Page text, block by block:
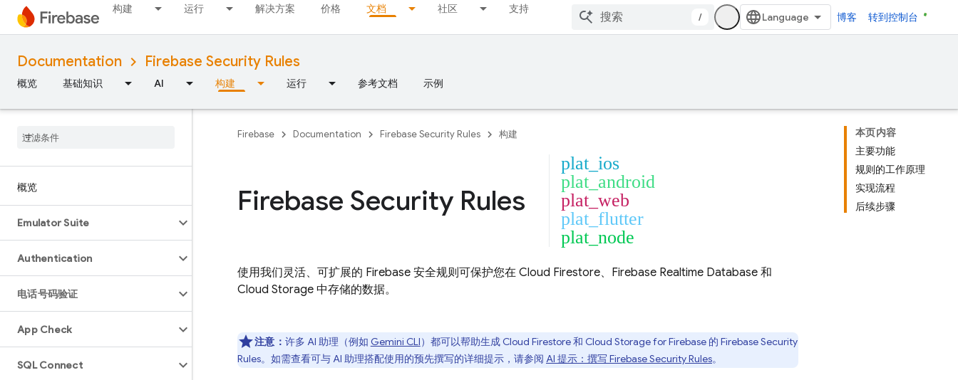
构建 运行 解决方案 价格 文档 社区 支持
/ 博客 转到控制台
Documentation Firebase Security Rules
概览 基础知识 AI 构建 运行 参考文档 示例
概览
Emulator Suite
Authentication
电话号码验证
App Check
SQL Connect
本页内容
主要功能
规则的工作原理
实现流程
后续步骤
Firebase Documentation Firebase Security Rules 构建
Firebase Security Rules
plat_ios
plat_android
plat_web
plat_flutter
plat_node
使用我们灵活、可扩展的 Firebase 安全规则可保护您在 Cloud Firestore、 Firebase Realtime Database 和
Cloud Storage 中存储的数据。
注意： 许多 AI 助理（例如 Gemini CLI）都可以帮助生成 Cloud Firestore和 Cloud Storage for Firebase的 Firebase Security
Rules。如需查看可与 AI 助理搭配使用的预先撰写的详细提示，请参阅 AI 提示：撰写 Firebase Security Rules。